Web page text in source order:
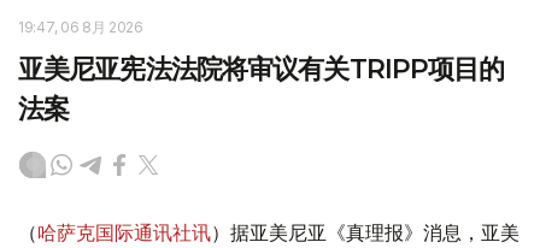
19:47, 06 8月 2026
亚美尼亚宪法法院将审议有关TRIPP项目的
法案
（哈萨克国际通讯社讯）据亚美尼亚《真理报》消息，亚美